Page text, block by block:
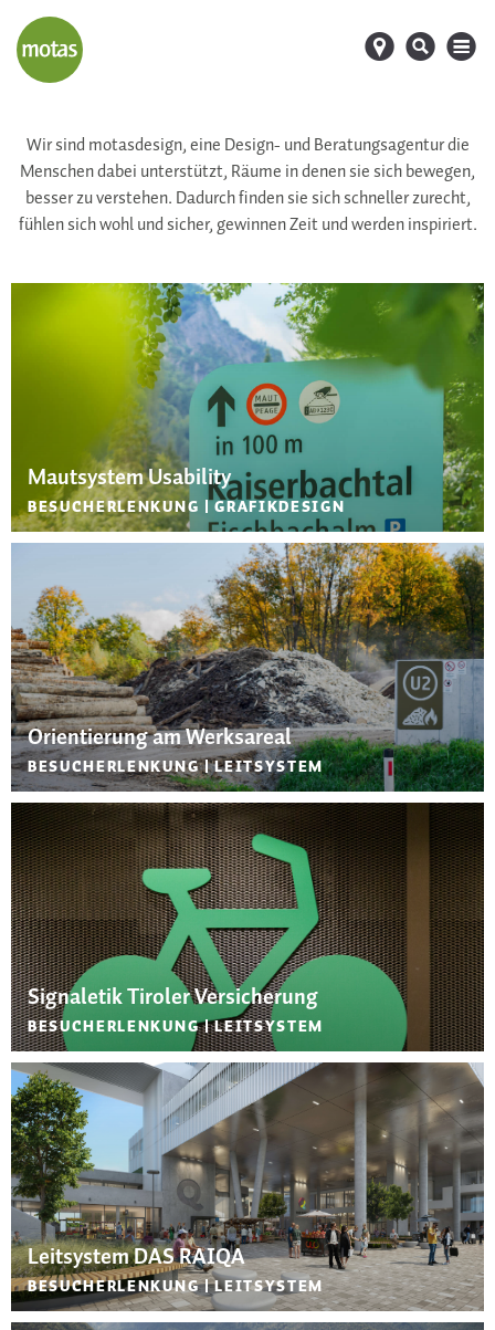
d s M
Wir sind motasdesign, eine Design- und Beratungsagentur die
Menschen dabei unterstützt, Räume in denen sie sich bewegen,
besser zu verstehen. Dadurch finden sie sich schneller zurecht,
fühlen sich wohl und sicher, gewinnen Zeit und werden inspiriert.
Mautsystem Usability
BESUCHERLENKUNG GRAFIKDESIGN
Orientierung am Werksareal
BESUCHERLENKUNG LEITSYSTEM
Signaletik Tiroler Versicherung
BESUCHERLENKUNG LEITSYSTEM
Leitsystem DAS RAIQA
BESUCHERLENKUNG LEITSYSTEM